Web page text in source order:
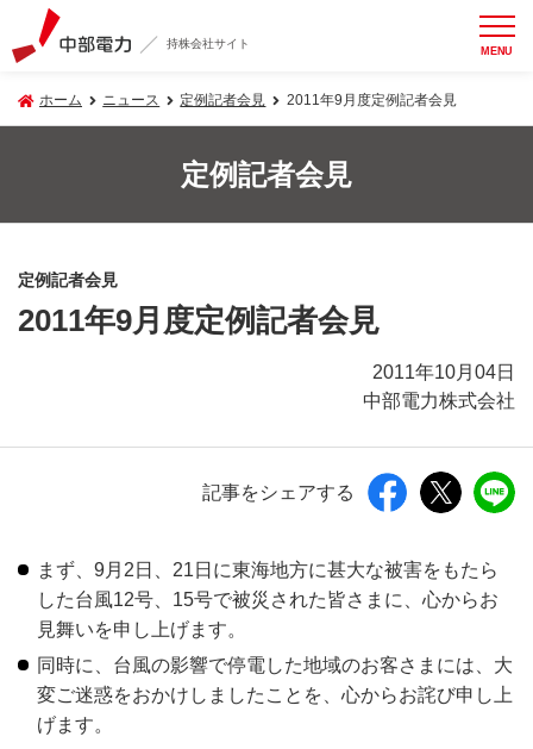
持株会社サイト MENU
ホーム ニュース 定例記者会見 2011年9月度定例記者会見
定例記者会見
定例記者会見
2011年9月度定例記者会見
2011年10月04日
中部電力株式会社
記事をシェアする
まず、9月2日、21日に東海地方に甚大な被害をもたら
した台風12号、15号で被災された皆さまに、心からお
見舞いを申し上げます。
同時に、台風の影響で停電した地域のお客さまには、大
変ご迷惑をおかけしましたことを、心からお詫び申し上
げます。